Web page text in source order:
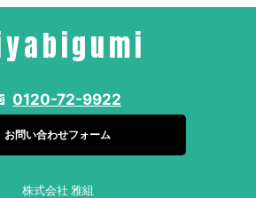
0120-72-9922
お問い合わせフォーム
株式会社 雅組